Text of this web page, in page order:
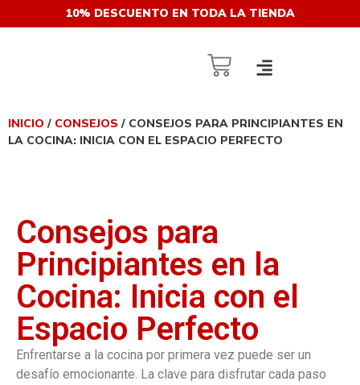
10% DESCUENTO EN TODA LA TIENDA
INICIO / CONSEJOS / CONSEJOS PARA PRINCIPIANTES EN
LA COCINA: INICIA CON EL ESPACIO PERFECTO
Consejos para
Principiantes en la
Cocina: Inicia con el
Espacio Perfecto
Enfrentarse a la cocina por primera vez puede ser un
desafío emocionante. La clave para disfrutar cada paso